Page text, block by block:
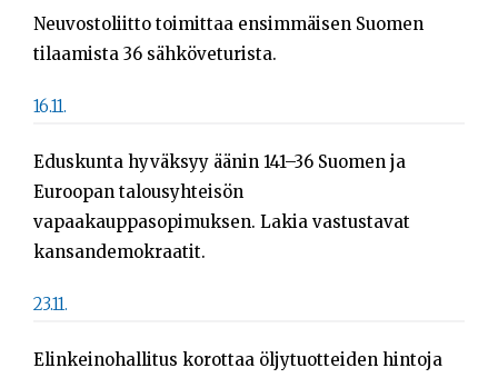
Neuvostoliitto toimittaa ensimmäisen Suomen
tilaamista 36 sähköveturista.
16.11.
Eduskunta hyväksyy äänin 141–36 Suomen ja
Euroopan talousyhteisön
vapaakauppasopimuksen. Lakia vastustavat
kansandemokraatit.
23.11.
Elinkeinohallitus korottaa öljytuotteiden hintoja